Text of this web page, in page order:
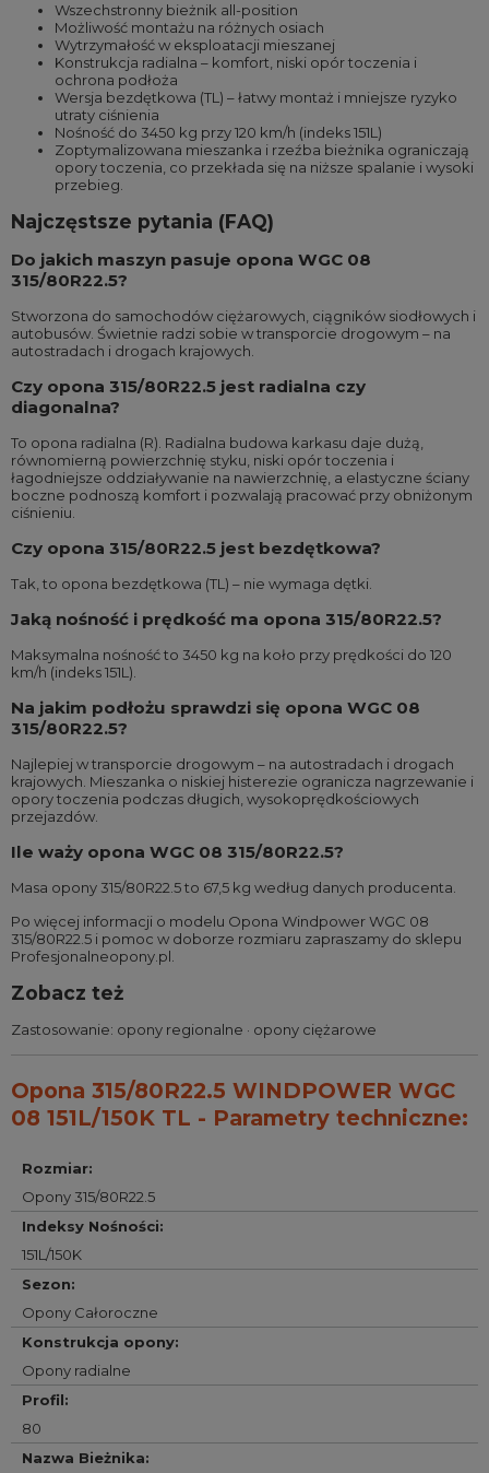
Wszechstronny bieżnik all-position
Możliwość montażu na różnych osiach
Wytrzymałość w eksploatacji mieszanej
Konstrukcja radialna – komfort, niski opór toczenia i
ochrona podłoża
Wersja bezdętkowa (TL) – łatwy montaż i mniejsze ryzyko
utraty ciśnienia
Nośność do 3450 kg przy 120 km/h (indeks 151L)
Zoptymalizowana mieszanka i rzeźba bieżnika ograniczają
opory toczenia, co przekłada się na niższe spalanie i wysoki
przebieg.
Najczęstsze pytania (FAQ)
Do jakich maszyn pasuje opona WGC 08
315/80R22.5?
Stworzona do samochodów ciężarowych, ciągników siodłowych i
autobusów. Świetnie radzi sobie w transporcie drogowym – na
autostradach i drogach krajowych.
Czy opona 315/80R22.5 jest radialna czy
diagonalna?
To opona radialna (R). Radialna budowa karkasu daje dużą,
równomierną powierzchnię styku, niski opór toczenia i
łagodniejsze oddziaływanie na nawierzchnię, a elastyczne ściany
boczne podnoszą komfort i pozwalają pracować przy obniżonym
ciśnieniu.
Czy opona 315/80R22.5 jest bezdętkowa?
Tak, to opona bezdętkowa (TL) – nie wymaga dętki.
Jaką nośność i prędkość ma opona 315/80R22.5?
Maksymalna nośność to 3450 kg na koło przy prędkości do 120
km/h (indeks 151L).
Na jakim podłożu sprawdzi się opona WGC 08
315/80R22.5?
Najlepiej w transporcie drogowym – na autostradach i drogach
krajowych. Mieszanka o niskiej histerezie ogranicza nagrzewanie i
opory toczenia podczas długich, wysokoprędkościowych
przejazdów.
Ile waży opona WGC 08 315/80R22.5?
Masa opony 315/80R22.5 to 67,5 kg według danych producenta.
Po więcej informacji o modelu Opona Windpower WGC 08
315/80R22.5 i pomoc w doborze rozmiaru zapraszamy do sklepu
Profesjonalneopony.pl.
Zobacz też
Zastosowanie: opony regionalne · opony ciężarowe
Opona 315/80R22.5 WINDPOWER WGC
08 151L/150K TL - Parametry techniczne:
Rozmiar:
Opony 315/80R22.5
Indeksy Nośności:
151L/150K
Sezon:
Opony Całoroczne
Konstrukcja opony:
Opony radialne
Profil:
80
Nazwa Bieżnika: